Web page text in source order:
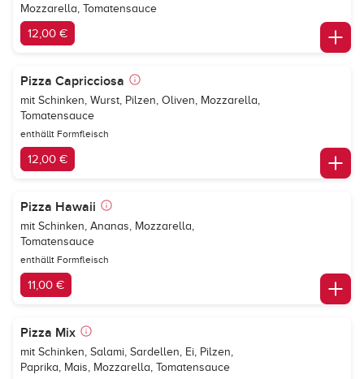
Mozzarella, Tomatensauce
12,00 €
Pizza Capricciosa
mit Schinken, Wurst, Pilzen, Oliven, Mozzarella,
Tomatensauce
enthällt Formfleisch
12,00 €
Pizza Hawaii
mit Schinken, Ananas, Mozzarella,
Tomatensauce
enthällt Formfleisch
11,00 €
Pizza Mix
mit Schinken, Salami, Sardellen, Ei, Pilzen,
Paprika, Mais, Mozzarella, Tomatensauce